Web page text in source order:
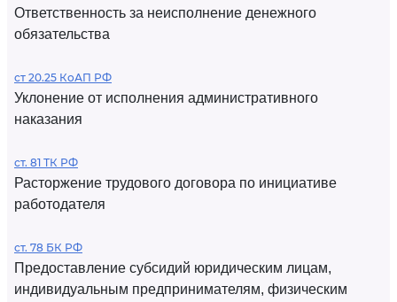
Ответственность за неисполнение денежного
обязательства
ст 20.25 КоАП РФ
Уклонение от исполнения административного
наказания
ст. 81 ТК РФ
Расторжение трудового договора по инициативе
работодателя
ст. 78 БК РФ
Предоставление субсидий юридическим лицам,
индивидуальным предпринимателям, физическим